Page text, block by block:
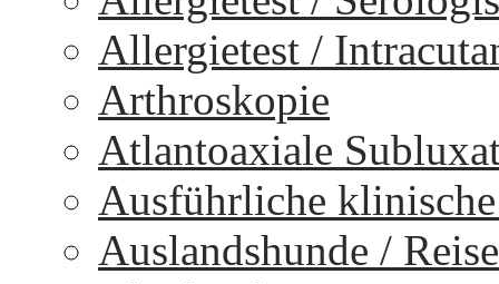
Allergietest /
Arthroskopie
Atlantoaxiale
Ausführliche
Auslandshunde /